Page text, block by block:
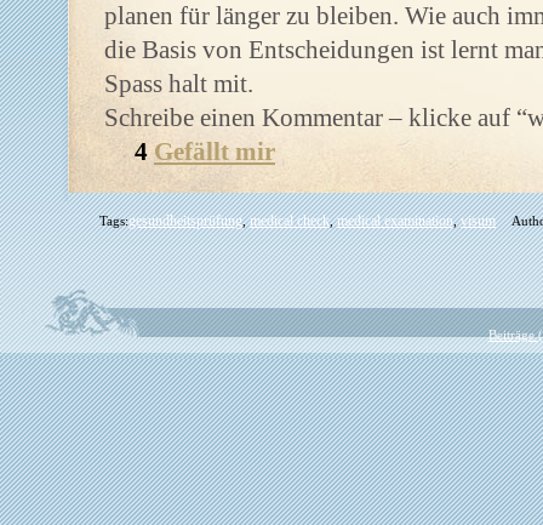
planen für länger zu bleiben. Wie auch
die Basis von Entscheidungen ist lernt
Spass halt mit.
Schreibe einen Kommentar – klicke auf
4 Gefällt mir
Tags:gesundheitsprüfung,medical check,medical examination,visum
Beiträge